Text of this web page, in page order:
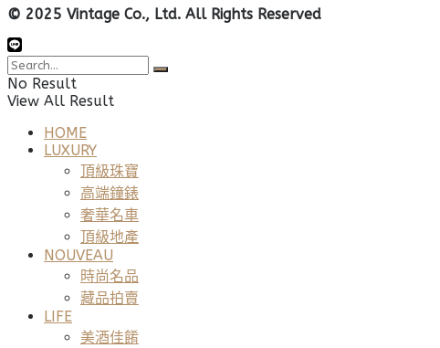
© 2025 Vintage Co., Ltd. All Rights Reserved
No Result
View All Result
HOME
LUXURY
頂級珠寶
高端鐘錶
奢華名車
頂級地產
NOUVEAU
時尚名品
藏品拍賣
LIFE
美酒佳餚